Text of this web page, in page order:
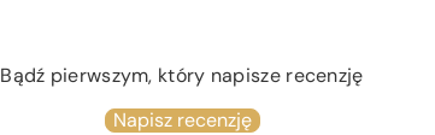
Bądź pierwszym, który napisze recenzję
Napisz recenzję